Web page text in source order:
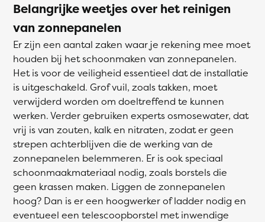
Belangrijke weetjes over het reinigen
van zonnepanelen
Er zijn een aantal zaken waar je rekening mee moet
houden bij het schoonmaken van zonnepanelen.
Het is voor de veiligheid essentieel dat de installatie
is uitgeschakeld. Grof vuil, zoals takken, moet
verwijderd worden om doeltreffend te kunnen
werken. Verder gebruiken experts osmosewater, dat
vrij is van zouten, kalk en nitraten, zodat er geen
strepen achterblijven die de werking van de
zonnepanelen belemmeren. Er is ook speciaal
schoonmaakmateriaal nodig, zoals borstels die
geen krassen maken. Liggen de zonnepanelen
hoog? Dan is er een hoogwerker of ladder nodig en
eventueel een telescoopborstel met inwendige